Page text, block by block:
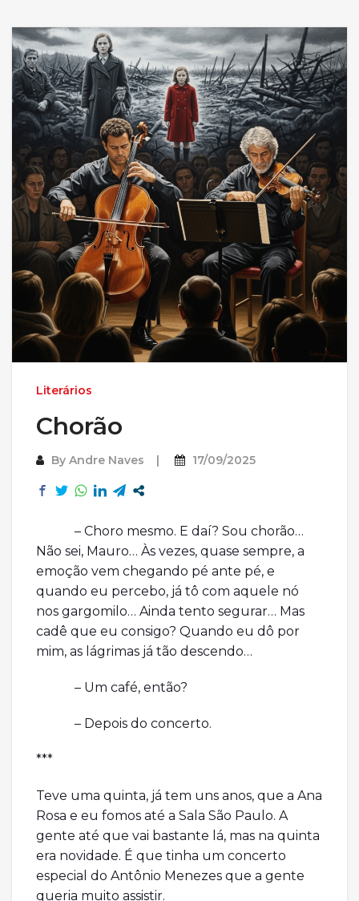
Literários
Chorão
By Andre Naves 17/09/2025
– Choro mesmo. E daí? Sou chorão…
Não sei, Mauro… Às vezes, quase sempre, a
emoção vem chegando pé ante pé, e
quando eu percebo, já tô com aquele nó
nos gargomilo… Ainda tento segurar… Mas
cadê que eu consigo? Quando eu dô por
mim, as lágrimas já tão descendo…
– Um café, então?
– Depois do concerto.
***
Teve uma quinta, já tem uns anos, que a Ana
Rosa e eu fomos até a Sala São Paulo. A
gente até que vai bastante lá, mas na quinta
era novidade. É que tinha um concerto
especial do Antônio Menezes que a gente
queria muito assistir.